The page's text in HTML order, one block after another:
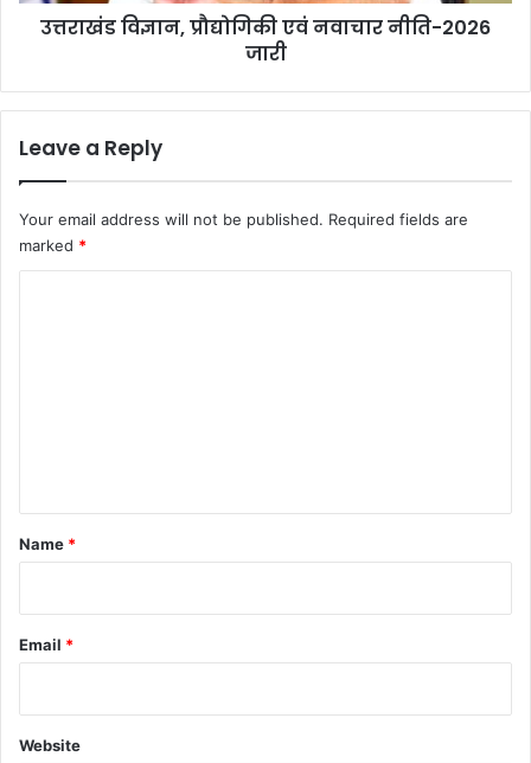
का
ना
ण
वं
चा
र
नी
उत्तराखंड विज्ञान, प्रौद्योगिकी एवं नवाचार नीति-2026
जारी
Leave a Reply
Your email address will not be published. Required fields are
marked *
*
Name *
Email *
Website